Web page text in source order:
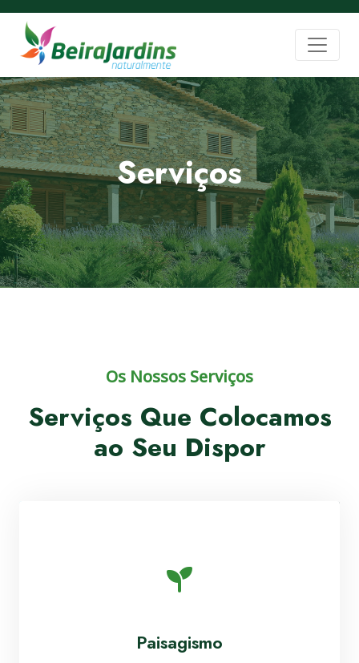
Serviços
Os Nossos Serviços
Serviços Que Colocamos
ao Seu Dispor
Paisagismo